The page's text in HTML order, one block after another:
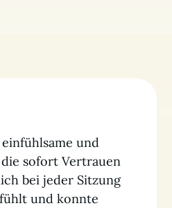
und
sofort Vertrauen
bei jeder Sitzung
und konnte